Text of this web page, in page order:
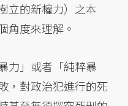
立的新權力）之本
角度來理解。
力」或者「純粹暴
，對政治犯進行的死